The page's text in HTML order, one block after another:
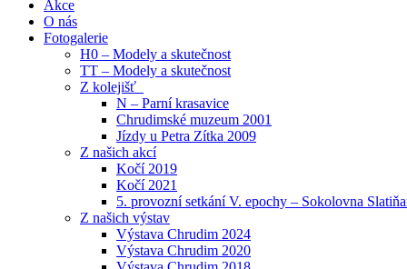
Akce
O nás
Fotogalerie
H0 – Modely a skutečnost
TT – Modely a skutečnost
Z kolejišť
N – Parní krasavice
Chrudimské muzeum 2001
Jízdy u Petra Zítka 2009
Z našich akcí
Kočí 2019
Kočí 2021
5. provozní setkání V. epochy – Sokolovna
Z našich výstav
Výstava Chrudim 2024
Výstava Chrudim 2020